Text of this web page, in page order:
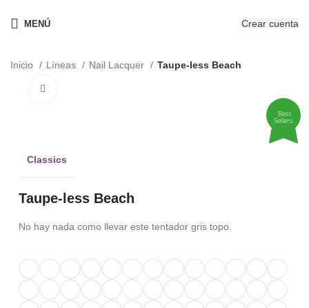
MENÚ Crear cuenta
Inicio Líneas Nail Lacquer Taupe-less Beach
Best
Sellers
Classics
Taupe-less Beach
No hay nada como llevar este tentador gris topo.